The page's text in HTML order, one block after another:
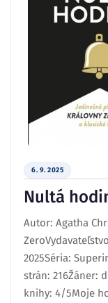
6. 9. 2025
Nultá
Autor: Agatha
2025Séria:
strán: 216Žáner:
knihy: 4/5Moje